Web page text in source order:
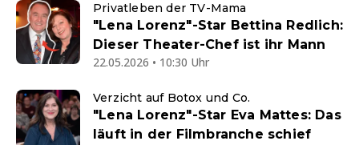
Privatleben der TV-Mama
"Lena Lorenz"-Star Bettina Redlich:
Dieser Theater-Chef ist ihr Mann
22.05.2026 • 10:30 Uhr
Verzicht auf Botox und Co.
"Lena Lorenz"-Star Eva Mattes: Das
läuft in der Filmbranche schief